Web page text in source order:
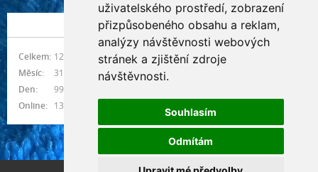
uživatelského prostředí, zobrazení
přizpůsobeného obsahu a reklam,
analýzy návštěvnosti webových
stránek a zjištění zdroje
návštěvnosti.
Souhlasím
Odmítám
NÁVŠTĚVNOST
Online: 13
Celkem: 1215550
Měsíc:
31459
Den:
994